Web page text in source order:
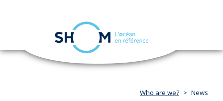
Skip
navigation
Who are we? News